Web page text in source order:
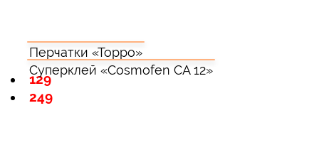
Суперклей «Cosmofen CA 12»
249
Перчатки «Торро»
129